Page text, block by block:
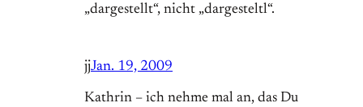
„dargestellt“, nicht „dargesteltl“.
jjJan. 19, 2009
Kathrin – ich nehme mal an, das Du